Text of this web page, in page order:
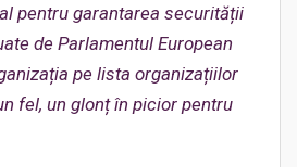
pentru garantarea securității
de Parlamentul European
pe lista organizațiilor
fel, un glonț în picior pentru